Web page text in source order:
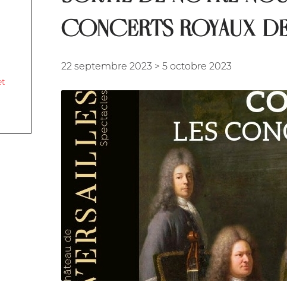
CONCERTS ROYAUX
22 septembre 2023 > 5 octobre 2023